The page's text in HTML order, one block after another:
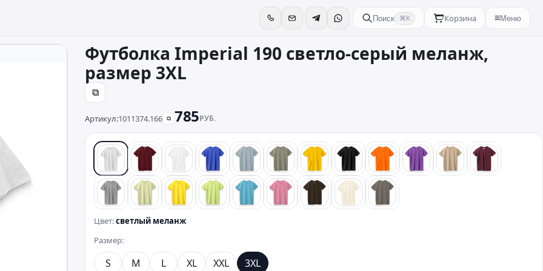
Поиск ⌘K Корзина ≡Меню
Футболка Imperial 190 светло-серый меланж,
размер 3XL
⧉
Артикул:1011374.166 ⧉ 785РУБ.
светлый меланж
красный белый синий голубой хаки желтый черный оранжевыйфиолетовыйпесочныйбордовый
серый лайм лимонныйзеленыйбирюзовый
розовый коричневыйбежевыйстальной
Цвет:светлый меланж
Размер:
S M L XL XXL 3XL